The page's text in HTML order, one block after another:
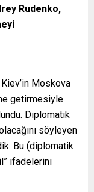
Rudenko,
Kiev’in Moskova
getirmesiyle
Diplomatik
söyleyen
Bu (diplomatik
ifadelerini